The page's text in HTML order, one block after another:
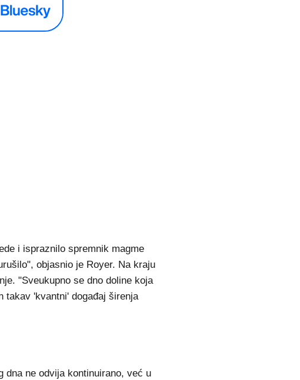
i ispraznilo spremnik magme
objasnio je Royer. Na kraju
"Sveukupno se dno doline koja
takav 'kvantni' događaj širenja
dna ne odvija kontinuirano, već u